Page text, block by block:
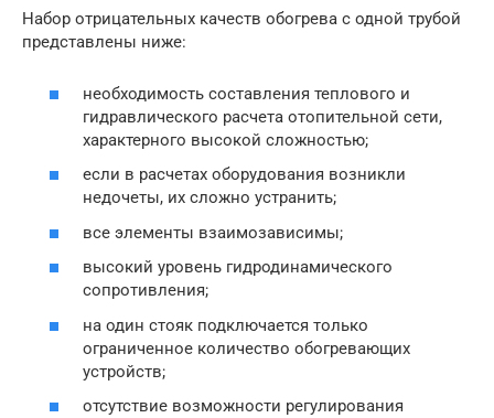
Набор отрицательных качеств обогрева с одной трубой
представлены ниже:
необходимость составления теплового и
гидравлического расчета отопительной сети,
характерного высокой сложностью;
если в расчетах оборудования возникли
недочеты, их сложно устранить;
все элементы взаимозависимы;
высокий уровень гидродинамического
сопротивления;
на один стояк подключается только
ограниченное количество обогревающих
устройств;
отсутствие возможности регулирования